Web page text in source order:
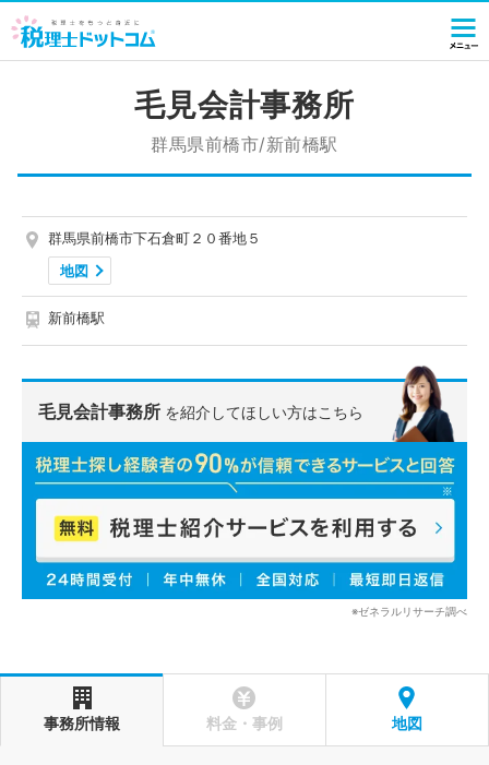
毛見会計事務所
群馬県前橋市/新前橋駅
群馬県前橋市下石倉町２０番地５
地図
新前橋駅
毛見会計事務所 を紹介してほしい方はこちら
※ゼネラルリサーチ調べ
事務所情報 料金・事例 地図